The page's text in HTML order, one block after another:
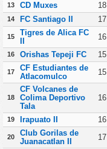
13 CD Muxes 18
14 FC Santiago II 17
15
Tigres de Alica FC
16
16 Orishas Tepeji FC 15
17
CF Estudiantes de
Atlacomulco
15
18
CF Volcanes de
Colima Deportivo
Tala
16
19 Irapuato II 16
20
Club Gorilas de
Juanacatlan II
17